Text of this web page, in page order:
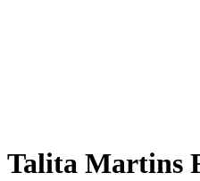
Talita Martins